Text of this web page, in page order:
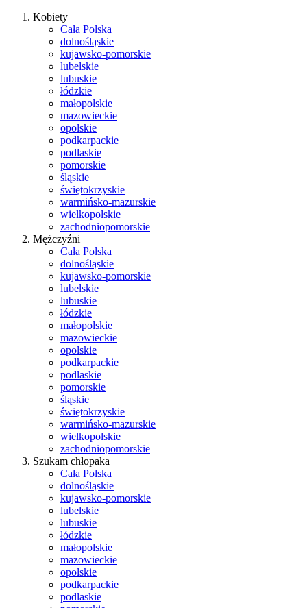
Kobiety
Cała Polska
dolnośląskie
kujawsko-pomorskie
lubelskie
lubuskie
łódzkie
małopolskie
mazowieckie
opolskie
podkarpackie
podlaskie
pomorskie
śląskie
świętokrzyskie
warmińsko-mazurskie
wielkopolskie
zachodniopomorskie
Mężczyźni
Cała Polska
dolnośląskie
kujawsko-pomorskie
lubelskie
lubuskie
łódzkie
małopolskie
mazowieckie
opolskie
podkarpackie
podlaskie
pomorskie
śląskie
świętokrzyskie
warmińsko-mazurskie
wielkopolskie
zachodniopomorskie
Szukam chłopaka
Cała Polska
dolnośląskie
kujawsko-pomorskie
lubelskie
lubuskie
łódzkie
małopolskie
mazowieckie
opolskie
podkarpackie
podlaskie